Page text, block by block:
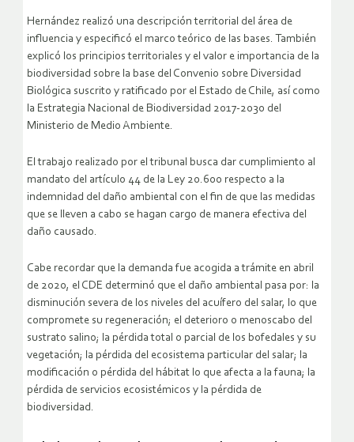
Hernández realizó una descripción territorial del área de
influencia y especificó el marco teórico de las bases. También
explicó los principios territoriales y el valor e importancia de la
biodiversidad sobre la base del Convenio sobre Diversidad
Biológica suscrito y ratificado por el Estado de Chile, así como
la Estrategia Nacional de Biodiversidad 2017-2030 del
Ministerio de Medio Ambiente.
El trabajo realizado por el tribunal busca dar cumplimiento al
mandato del artículo 44 de la Ley 20.600 respecto a la
indemnidad del daño ambiental con el fin de que las medidas
que se lleven a cabo se hagan cargo de manera efectiva del
daño causado.
Cabe recordar que la demanda fue acogida a trámite en abril
de 2020, el CDE determinó que el daño ambiental pasa por: la
disminución severa de los niveles del acuífero del salar, lo que
compromete su regeneración; el deterioro o menoscabo del
sustrato salino; la pérdida total o parcial de los bofedales y su
vegetación; la pérdida del ecosistema particular del salar; la
modificación o pérdida del hábitat lo que afecta a la fauna; la
pérdida de servicios ecosistémicos y la pérdida de
biodiversidad.